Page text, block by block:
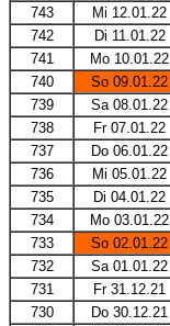
743
Mi 12.01.22
742
Di 11.01.22
741
Mo 10.01.22
740
So 09.01.22
739
Sa 08.01.22
738
Fr 07.01.22
737
Do 06.01.22
736
Mi 05.01.22
735
Di 04.01.22
734
Mo 03.01.22
733
So 02.01.22
732
Sa 01.01.22
731
Fr 31.12.21
730
Do 30.12.21